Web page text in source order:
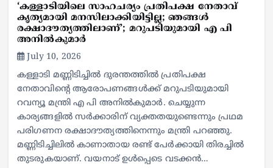
‘കള്ളാടിയിലെ സാഹചര്യം പ്രതിപക്ഷ നേതാവ്
കൃത്യമായി മനസിലാക്കിയിട്ടില്ല; ഞങ്ങള്‍
രക്ഷാദൗത്യത്തിലാണ്’; മറുപടിയുമായി എ പി
അനില്‍കുമാര്‍
July 10, 2026
കള്ളാടി മണ്ണിടിച്ചില്‍ ദുരന്തത്തില്‍ പ്രതിപക്ഷ
നേതാവിന്റെ ആരോപണങ്ങള്‍ക്ക് മറുപടിയുമായി
റവന്യൂ മന്ത്രി എ പി അനില്‍കുമാര്‍. ചെയ്യുന്ന
കാര്യങ്ങളില്‍ സര്‍ക്കാരിന് വ്യക്തതയുണ്ടെന്നും പ്രഥമ
പരിഗണന രക്ഷാദൗത്യത്തിനെന്നും മന്ത്രി പറഞ്ഞു.
മണ്ണിടിച്ചിലില്‍ കാണാതായ രണ്ട് പേര്‍ക്കായി തിരച്ചില്‍
തുടരുകയാണ്. വയനാട് ഉള്‍പ്പെടെ വടക്കന്‍…